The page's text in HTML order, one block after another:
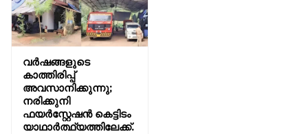
വർഷങ്ങളുടെ
കാത്തിരിപ്പ്
അവസാനിക്കുന്നു;
നരിക്കുനി
ഫയർസ്റ്റേഷൻ കെട്ടിടം
യാഥാർത്ഥ്യത്തിലേക്ക്.